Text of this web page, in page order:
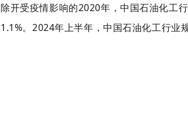
除开受疫情影响的2020年，中国石油化工
1.1%。2024年上半年，中国石油化工行业